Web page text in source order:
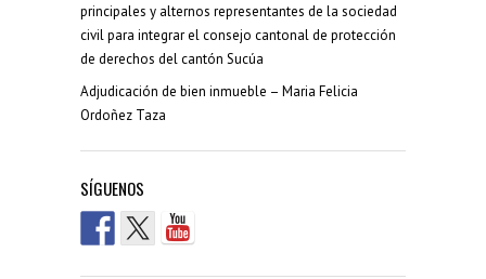
principales y alternos representantes de la sociedad
civil para integrar el consejo cantonal de protección
de derechos del cantón Sucúa
Adjudicación de bien inmueble – Maria Felicia
Ordoñez Taza
SÍGUENOS